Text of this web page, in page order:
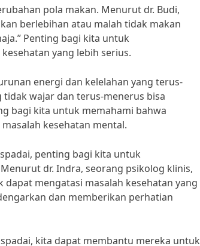
pola makan. Menurut dr. Budi,
berlebihan atau malah tidak makan
Penting bagi kita untuk
yang lebih serius.
energi dan kelelahan yang terus-
wajar dan terus-menerus bisa
bagi kita untuk memahami bahwa
kesehatan mental.
penting bagi kita untuk
dr. Indra, seorang psikolog klinis,
mengatasi masalah kesehatan yang
dan memberikan perhatian
kita dapat membantu mereka untuk